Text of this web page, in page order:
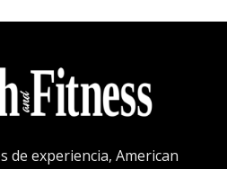
de experiencia, American